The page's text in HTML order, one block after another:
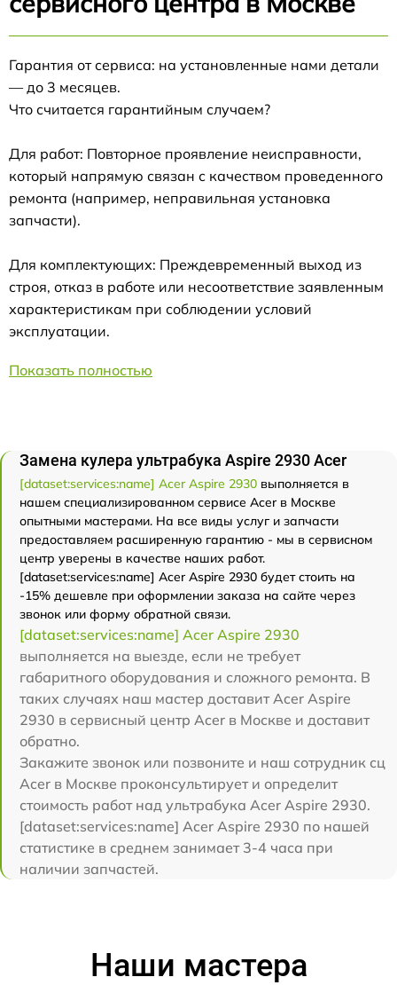
Гарантия от сервиса: на установленные нами детали
— до 3 месяцев.
Что считается гарантийным случаем?
Для работ: Повторное проявление неисправности,
который напрямую связан с качеством проведенного
ремонта (например, неправильная установка
запчасти).
Для комплектующих: Преждевременный выход из
строя, отказ в работе или несоответствие заявленным
характеристикам при соблюдении условий
эксплуатации.
Показать полностью
Замена кулера ультрабука Aspire 2930 Acer
[dataset:services:name] Acer Aspire 2930 выполняется в
нашем специализированном сервисе Acer в Москве
опытными мастерами. На все виды услуг и запчасти
предоставляем расширенную гарантию - мы в сервисном
центр уверены в качестве наших работ.
[dataset:services:name] Acer Aspire 2930 будет стоить на
-15% дешевле при оформлении заказа на сайте через
звонок или форму обратной связи.
[dataset:services:name] Acer Aspire 2930
выполняется на выезде, если не требует
габаритного оборудования и сложного ремонта. В
таких случаях наш мастер доставит Acer Aspire
2930 в сервисный центр Acer в Москве и доставит
обратно.
Закажите звонок или позвоните и наш сотрудник сц
Acer в Москве проконсультирует и определит
стоимость работ над ультрабука Acer Aspire 2930.
[dataset:services:name] Acer Aspire 2930 по нашей
статистике в среднем занимает 3-4 часа при
наличии запчастей.
Наши мастера